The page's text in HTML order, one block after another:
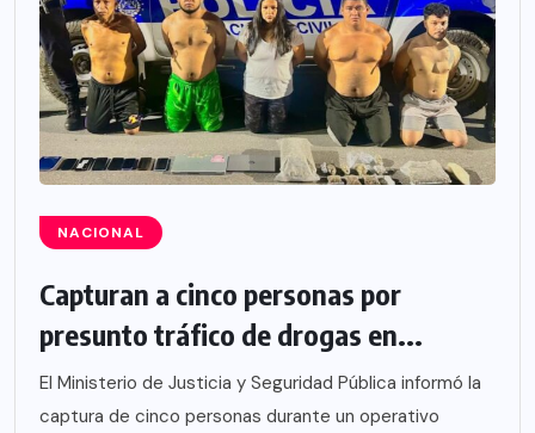
NACIONAL
Capturan a cinco personas por
presunto tráfico de drogas en...
El Ministerio de Justicia y Seguridad Pública informó la
captura de cinco personas durante un operativo